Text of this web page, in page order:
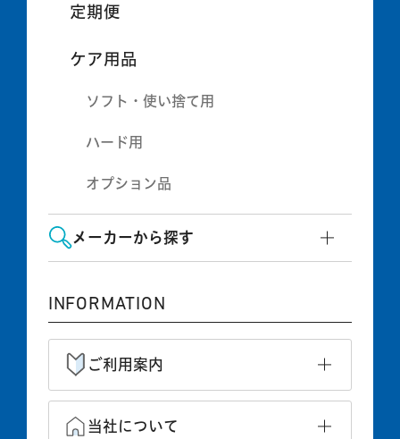
定期便
ケア用品
ソフト・使い捨て用
ハード用
オプション品
メーカーから探す
INFORMATION
ご利用案内
当社について